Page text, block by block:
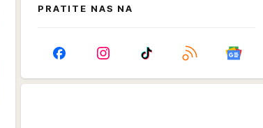
PRATITE NAS NA